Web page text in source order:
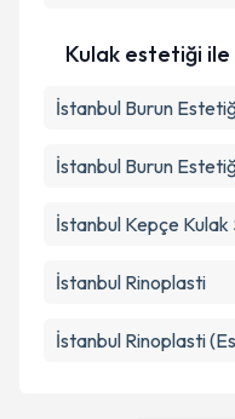
Kulak estetiği ile
İstanbul Burun
İstanbul Burun
İstanbul Kepçe Kulak
İstanbul Rinoplasti
İstanbul Rinoplasti